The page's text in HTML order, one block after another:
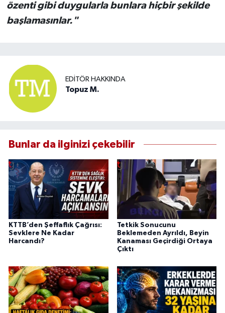
özenti gibi duygularla bunlara hiçbir şekilde
başlamasınlar."
EDITÖR HAKKINDA
Topuz M.
Bunlar da ilginizi çekebilir
KTTB’den Şeffaflık Çağrısı:
Sevklere Ne Kadar
Harcandı?
Tetkik Sonucunu
Beklemeden Ayrıldı, Beyin
Kanaması Geçirdiği Ortaya
Çıktı